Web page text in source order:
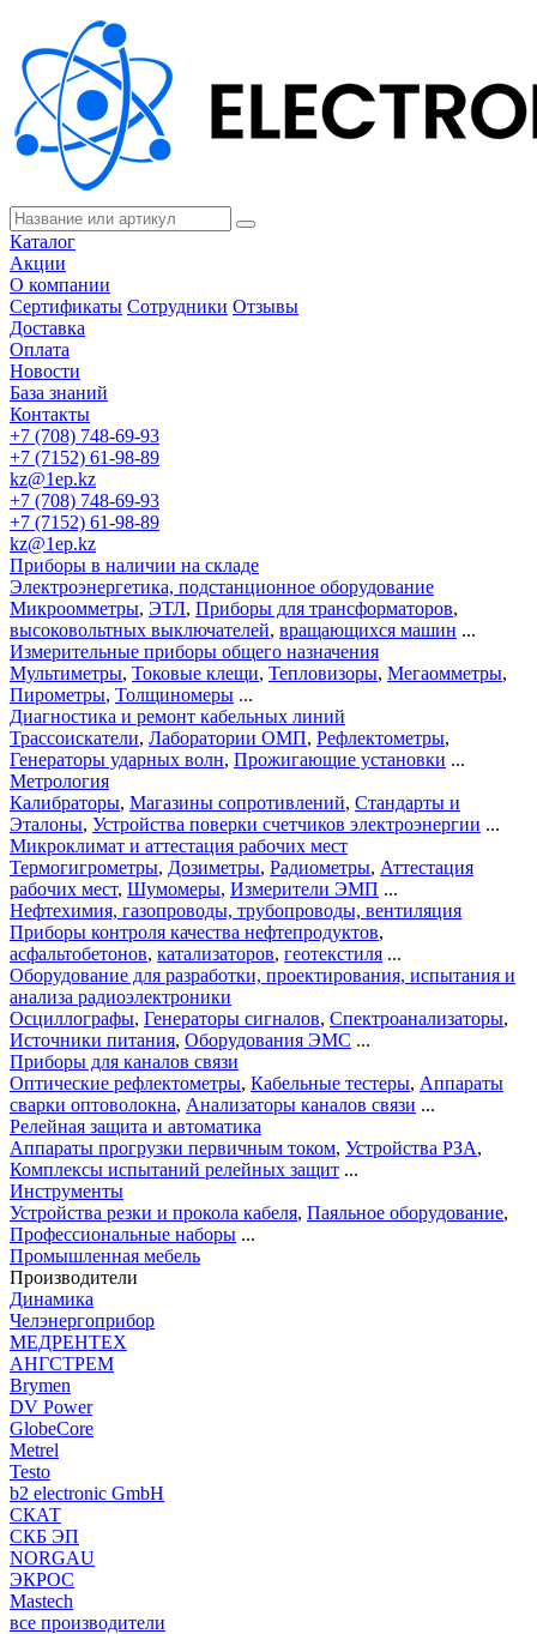
Каталог
Акции
О компании
Сертификаты Сотрудники Отзывы
Доставка
Оплата
Новости
База знаний
Контакты
+7 (708) 748-69-93
+7 (7152) 61-98-89
kz@1ep.kz
+7 (708) 748-69-93
+7 (7152) 61-98-89
kz@1ep.kz
Приборы в наличии на складе
Электроэнергетика, подстанционное оборудование
Микроомметры, ЭТЛ, Приборы для трансформаторов,
высоковольтных выключателей, вращающихся машин ...
Измерительные приборы общего назначения
Мультиметры, Токовые клещи, Тепловизоры, Мегаомметры,
Пирометры, Толщиномеры ...
Диагностика и ремонт кабельных линий
Трассоискатели, Лаборатории ОМП, Рефлектометры,
Генераторы ударных волн, Прожигающие установки ...
Метрология
Калибраторы, Магазины сопротивлений, Стандарты и
Эталоны, Устройства поверки счетчиков электроэнергии ...
Микроклимат и аттестация рабочих мест
Термогигрометры, Дозиметры, Радиометры, Аттестация
рабочих мест, Шумомеры, Измерители ЭМП ...
Нефтехимия, газопроводы, трубопроводы, вентиляция
Приборы контроля качества нефтепродуктов,
асфальтобетонов, катализаторов, геотекстиля ...
Оборудование для разработки, проектирования, испытания и
анализа радиоэлектроники
Осциллографы, Генераторы сигналов, Спектроанализаторы,
Источники питания, Оборудования ЭМС ...
Приборы для каналов связи
Оптические рефлектометры, Кабельные тестеры, Аппараты
сварки оптоволокна, Анализаторы каналов связи ...
Релейная защита и автоматика
Аппараты прогрузки первичным током, Устройства РЗА,
Комплексы испытаний релейных защит ...
Инструменты
Устройства резки и прокола кабеля, Паяльное оборудование,
Профессиональные наборы ...
Промышленная мебель
Производители
Динамика
Челэнергоприбор
МЕДРЕНТЕХ
АНГСТРЕМ
Brymen
DV Power
GlobeCore
Metrel
Testo
b2 electronic GmbH
СКАТ
СКБ ЭП
NORGAU
ЭКРОС
Mastech
все производители